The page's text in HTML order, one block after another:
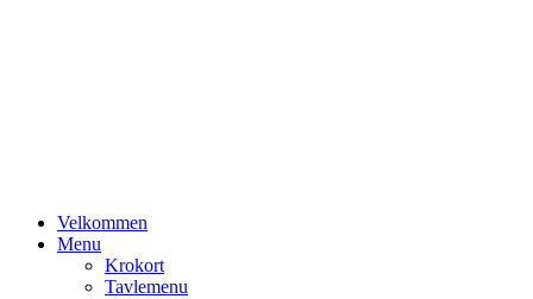
Primary
Menu
Velkommen
Menu
Krokort
Tavlemenu